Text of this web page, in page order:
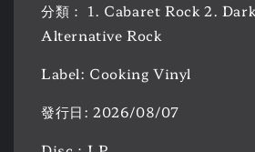
分類： 1. Cabaret Rock 2.
Alternative Rock
Label: Cooking Vinyl
發行日: 2026/08/07